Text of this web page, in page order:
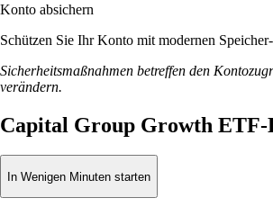
Konto absichern
Schützen Sie Ihr Konto mit modernen
Sicherheitsmaßnahmen betreffen den
verändern.
Capital Group Growth
In Wenigen Minuten starten